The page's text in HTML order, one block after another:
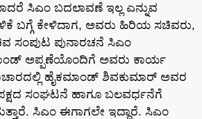
ಸಿಎಂ ಬದಲಾವಣೆ ಇಲ್ಲ ಎನ್ನುವ
ಬಗ್ಗೆ ಕೇಳಿದಾಗ, ಅವರು ಹಿರಿಯ ಸಚಿವರು,
ಸಂಪುಟ ಪುನಾರಚನೆ ಸಿಎಂ
ಅಪ್ಪಣೆಯೊಂದಿಗೆ ಅವರು ಕಾರ್ಯ
ಹೈಕಮಾಂಡ್ ಶಿವಕುಮಾರ್ ಅವರ
ಸಂಘಟನೆ ಹಾಗೂ ಬಲವರ್ಧನೆಗೆ
ಸಿಎಂ ಈಗಾಗಲೇ ಇದ್ದಾರೆ. ಸಿಎಂ